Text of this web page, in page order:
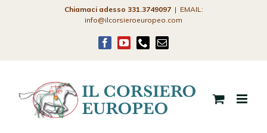
Chiamaci adesso 331.3749097 | EMAIL:
info@ilcorsieroeuropeo.com
Facebook
YouTube
PhoneEmail